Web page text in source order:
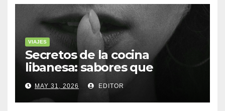
VIAJES
Secretos de la cocina
libanesa: sabores que
cuentan historias
MAY 31, 2026 EDITOR